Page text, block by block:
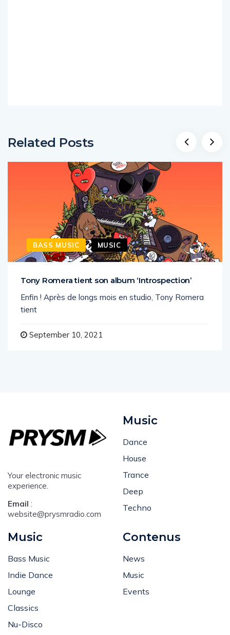
BASS MUSIC MUSIC
Enfin ! Après de longs mois en studio, Tony Romera
tient
experience.
Email
website@prysmradio.com
House
Trance
Deep
Techno
Indie Dance
Lounge
Classics
Nu-Disco
Music
Events